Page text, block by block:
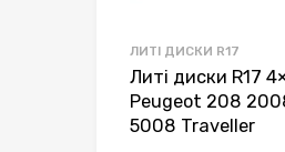
ЛИТІ ДИСКИ R17
Литі диски R17
Peugeot 208
5008 Traveller